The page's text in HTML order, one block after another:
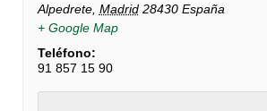
Alpedrete, Madrid 28430 España
+ Google Map
Teléfono:
91 857 15 90